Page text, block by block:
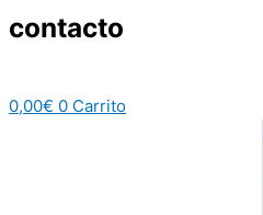
contacto
0,00€ 0 Carrito